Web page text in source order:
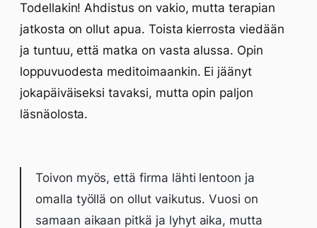
Todellakin! Ahdistus on vakio, mutta terapian
jatkosta on ollut apua. Toista kierrosta viedään
ja tuntuu, että matka on vasta alussa. Opin
loppuvuodesta meditoimaankin. Ei jäänyt
jokapäiväiseksi tavaksi, mutta opin paljon
läsnäolosta.
Toivon myös, että firma lähti lentoon ja
omalla työllä on ollut vaikutus. Vuosi on
samaan aikaan pitkä ja lyhyt aika, mutta